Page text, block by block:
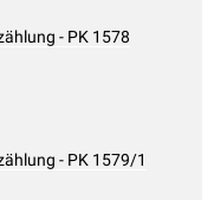
- PK 1578
- PK 1579/1